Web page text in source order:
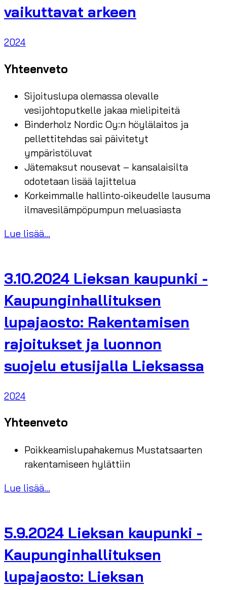
vaikuttavat arkeen
2024
Yhteenveto
Sijoituslupa olemassa olevalle
vesijohtoputkelle jakaa mielipiteitä
Binderholz Nordic Oy:n höylälaitos ja
pellettitehdas sai päivitetyt
ympäristöluvat
Jätemaksut nousevat – kansalaisilta
odotetaan lisää lajittelua
Korkeimmalle hallinto-oikeudelle lausuma
ilmavesilämpöpumpun meluasiasta
Lue lisää...
3.10.2024 Lieksan kaupunki -
Kaupunginhallituksen
lupajaosto: Rakentamisen
rajoitukset ja luonnon
suojelu etusijalla Lieksassa
2024
Yhteenveto
Poikkeamislupahakemus Mustatsaarten
rakentamiseen hylättiin
Lue lisää...
5.9.2024 Lieksan kaupunki -
Kaupunginhallituksen
lupajaosto: Lieksan